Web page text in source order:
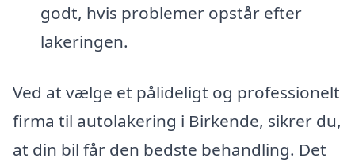
godt, hvis problemer opstår efter
lakeringen.
Ved at vælge et pålideligt og professionelt
firma til autolakering i Birkende, sikrer du,
at din bil får den bedste behandling. Det